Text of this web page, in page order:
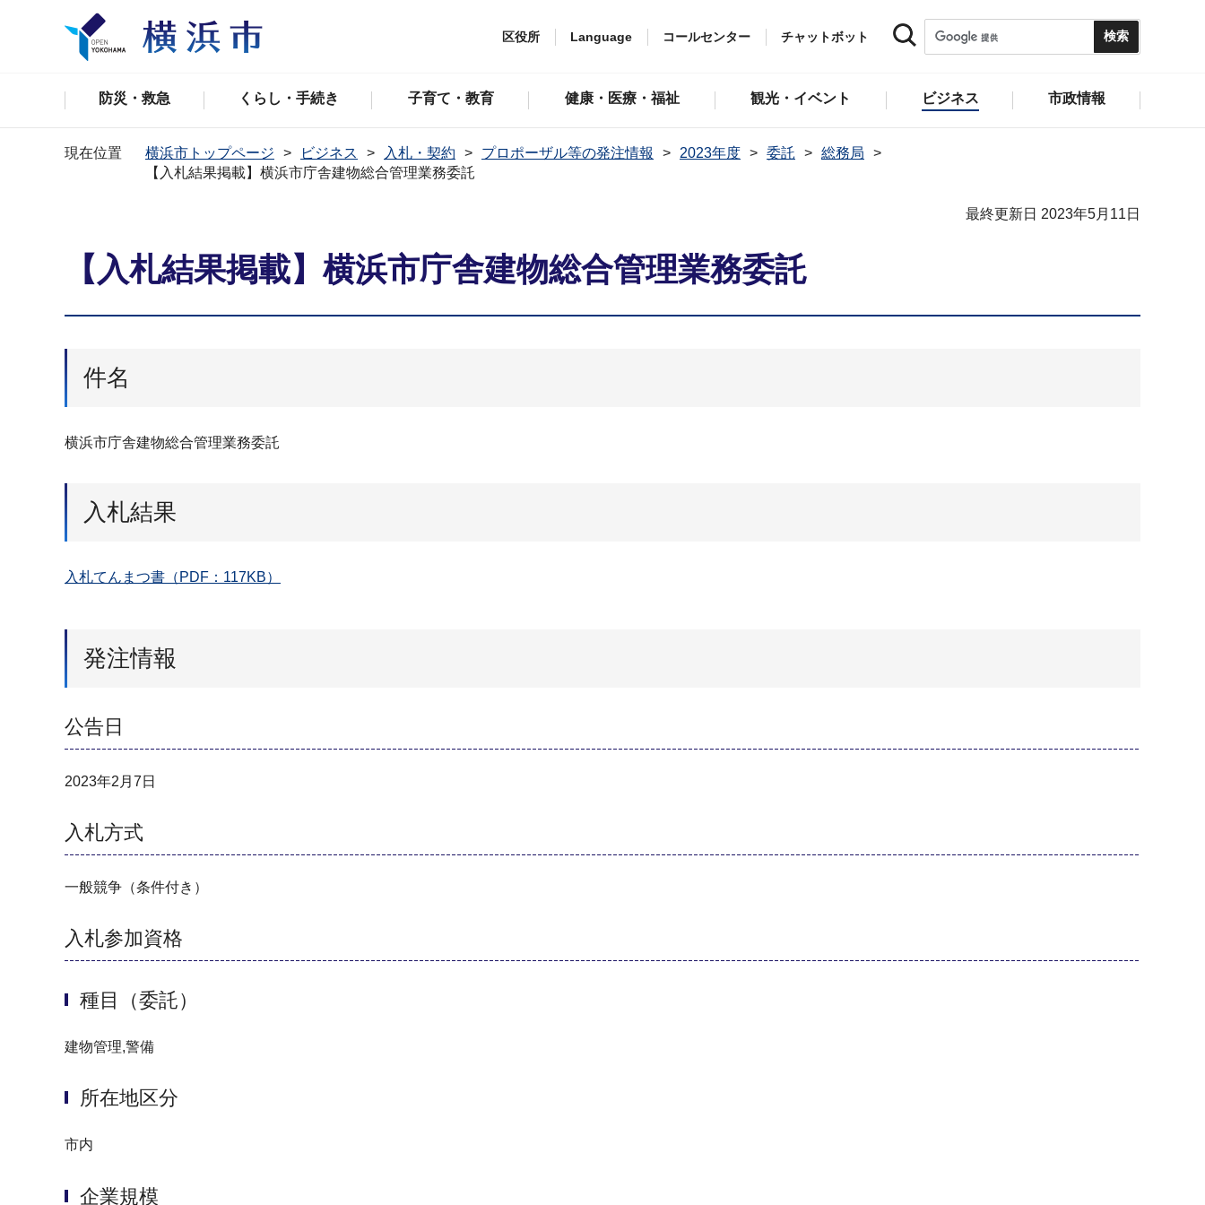
区役所 Language コールセンター チャットボット
防災・救急 くらし・手続き 子育て・教育 健康・医療・福祉 観光・イベント ビジネス 市政情報
現在位置 横浜市トップページ ビジネス 入札・契約 プロポーザル等の発注情報 2023年度 委託
総務局
【入札結果掲載】横浜市庁舎建物総合管理業務委託
最終更新日 2023年5月11日
【入札結果掲載】横浜市庁舎建物総合管理業務委託
件名
横浜市庁舎建物総合管理業務委託
入札結果
入札てんまつ書（PDF：117KB）
発注情報
公告日
2023年2月7日
入札方式
一般競争（条件付き）
入札参加資格
種目（委託）
建物管理,警備
所在地区分
市内
企業規模